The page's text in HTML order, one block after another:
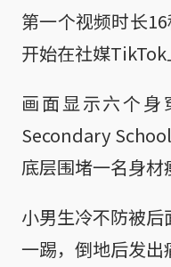
第一个视频时长16
开始在社媒TikTok
画面显示六个
Secondary
底层围堵一名身材
小男生冷不防被
一踢，倒地后发